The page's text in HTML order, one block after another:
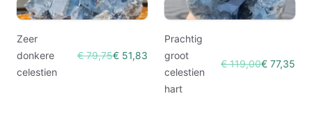
Zeer
donkere
celestien
€ 79,75€ 51,83
Prachtig
groot
celestien
hart
€ 119,00€ 77,35